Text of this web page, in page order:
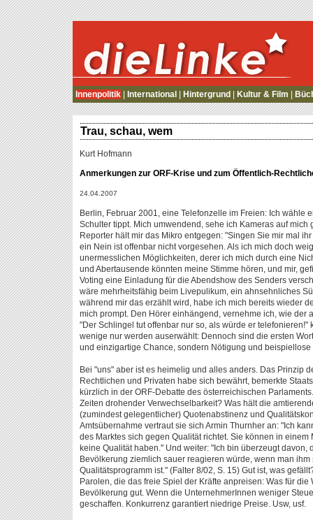
die Linke
Innenpolitik International Hintergrund Kultur & Film
Trau, schau, wem
Kurt Hofmann
Anmerkungen zur ORF-Krise und zum Öffentlich-
24.04.2007
Berlin, Februar 2001, eine Telefonzelle im Freien: Ich wähle
Schulter tippt. Mich umwendend, sehe ich Kameras auf
Reporter hält mir das Mikro entgegen: "Singen Sie mir mal
ein Nein ist offenbar nicht vorgesehen. Als ich mich doch
unermesslichen Möglichkeiten, derer ich mich durch eine
und Abertausende könnten meine Stimme hören, und mir,
Voting eine Einladung für die Abendshow des Senders
wäre mehrheitsfähig beim Livepulikum, ein ahnsehnliches
während mir das erzählt wird, habe ich mich bereits wieder
mich prompt. Den Hörer einhängend, vernehme ich, wie der
"Der Schlingel tut offenbar nur so, als würde er
wenige nur werden auserwählt: Dennoch sind die ersten
und einzigartige Chance, sondern Nötigung und beispiellose
Bei "uns" aber ist es heimelig und alles anders. Das Prinzip
Rechtlichen und Privaten habe sich bewährt, bemerkte
kürzlich in der ORF-Debatte des österreichischen
Zeiten drohender Verwechselbarkeit? Was hält die
(zumindest gelegentlicher) Quotenabstinenz und
Amtsübernahme vertraut sie sich Armin Thurnher an: "Ich
des Marktes sich gegen Qualität richtet. Sie können in
keine Qualität haben." Und weiter: "Ich bin überzeugt davon,
Bevölkerung ziemlich sauer reagieren würde, wenn man
Qualitätsprogramm ist." (Falter 8/02, S. 15) Gut ist, was
Parolen, die das freie Spiel der Kräfte anpreisen: Was für die
Bevölkerung gut. Wenn die UnternehmerInnen weniger
geschaffen. Konkurrenz garantiert niedrige Preise. Usw, usf.